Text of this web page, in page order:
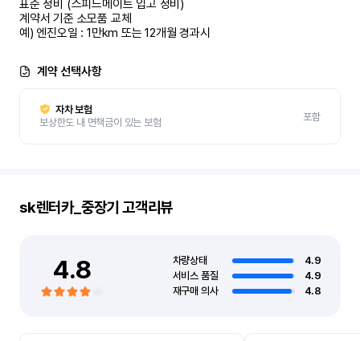
표준 정비 (스피드메이트 입고 정비)
계약서 기준 소모품 교체
예) 엔진오일 : 1만km 또는 12개월 경과시
계약 선택사항
자차 보험
보상한도 내 면책금이 있는 보험
포함
sk렌터카_중장기 고객리뷰
4.8 차량상태
4.9
서비스 품질
4.9
재구매 의사
4.8